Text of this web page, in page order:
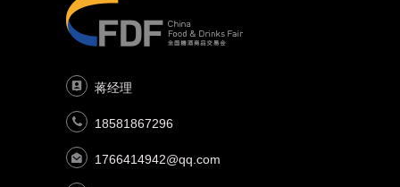
蒋经理
18581867296
1766414942@qq.com